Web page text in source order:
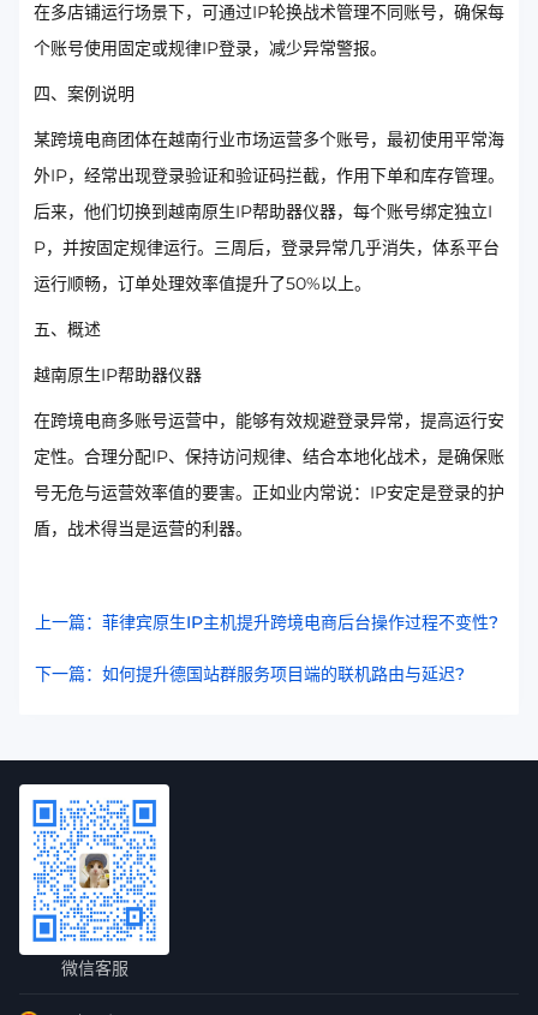
在多店铺运行场景下，可通过IP轮换战术管理不同账号，确保每
个账号使用固定或规律IP登录，减少异常警报。
四、案例说明
某跨境电商团体在越南行业市场运营多个账号，最初使用平常海
外IP，经常出现登录验证和验证码拦截，作用下单和库存管理。
后来，他们切换到越南原生IP帮助器仪器，每个账号绑定独立I
P，并按固定规律运行。三周后，登录异常几乎消失，体系平台
运行顺畅，订单处理效率值提升了50%以上。
五、概述
越南原生IP帮助器仪器
在跨境电商多账号运营中，能够有效规避登录异常，提高运行安
定性。合理分配IP、保持访问规律、结合本地化战术，是确保账
号无危与运营效率值的要害。正如业内常说：IP安定是登录的护
盾，战术得当是运营的利器。
上一篇：菲律宾原生IP主机提升跨境电商后台操作过程不变性?
下一篇：如何提升德国站群服务项目端的联机路由与延迟?
微信客服